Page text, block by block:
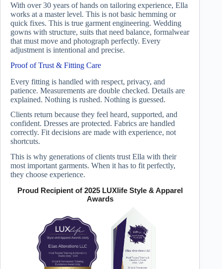
With over 30 years of hands on tailoring experience, Ella
works at a master level. This is not basic hemming or
quick fixes. This is true garment engineering. Wedding
gowns with structure, suits that need balance, formalwear
that must move and photograph perfectly. Every
adjustment is intentional and precise.
Proof of Trust & Fitting Care
Every fitting is handled with respect, privacy, and
patience. Measurements are double checked. Details are
explained. Nothing is rushed. Nothing is guessed.
Clients return because they feel heard, supported, and
confident. Dresses are protected. Fabrics are handled
correctly. Fit decisions are made with experience, not
shortcuts.
This is why generations of clients trust Ella with their
most important garments. When it has to fit perfectly,
they choose experience.
Proud Recipient of 2025 LUXlife Style & Apparel
Awards